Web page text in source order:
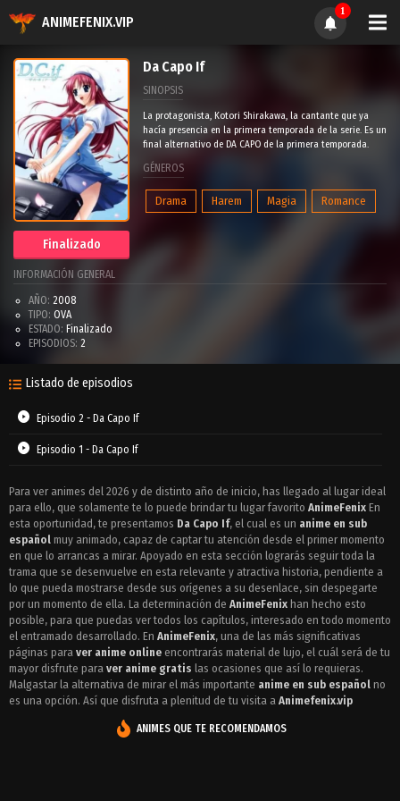
ANIMEFENIX.VIP
1
Finalizado
Da Capo If
SINOPSIS
La protagonista, Kotori Shirakawa, la cantante que ya
hacía presencia en la primera temporada de la serie. Es un
final alternativo de DA CAPO de la primera temporada.
GÉNEROS
Drama Harem Magia Romance
INFORMACIÓN GENERAL
AÑO: 2008
TIPO: OVA
ESTADO: Finalizado
EPISODIOS: 2
Listado de episodios
Episodio 2 - Da Capo If
Episodio 1 - Da Capo If
Para ver animes del 2026 y de distinto año de inicio, has llegado al lugar ideal
para ello, que solamente te lo puede brindar tu lugar favorito AnimeFenix En
esta oportunidad, te presentamos Da Capo If, el cual es un anime en sub
español muy animado, capaz de captar tu atención desde el primer momento
en que lo arrancas a mirar. Apoyado en esta sección lograrás seguir toda la
trama que se desenvuelve en esta relevante y atractiva historia, pendiente a
lo que pueda mostrarse desde sus orígenes a su desenlace, sin despegarte
por un momento de ella. La determinación de AnimeFenix han hecho esto
posible, para que puedas ver todos los capítulos, interesado en todo momento
el entramado desarrollado. En AnimeFenix, una de las más significativas
páginas para ver anime online encontrarás material de lujo, el cuál será de tu
mayor disfrute para ver anime gratis las ocasiones que así lo requieras.
Malgastar la alternativa de mirar el más importante anime en sub español no
es una opción. Así que disfruta a plenitud de tu visita a Animefenix.vip
ANIMES QUE TE RECOMENDAMOS